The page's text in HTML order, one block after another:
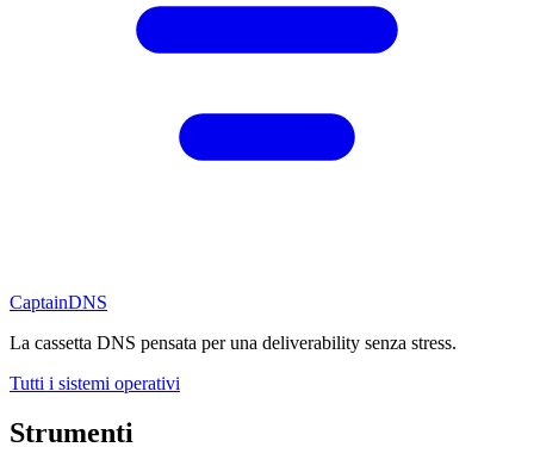
CaptainDNS
La cassetta DNS pensata per una deliverability senza stress.
Tutti i sistemi operativi
Strumenti